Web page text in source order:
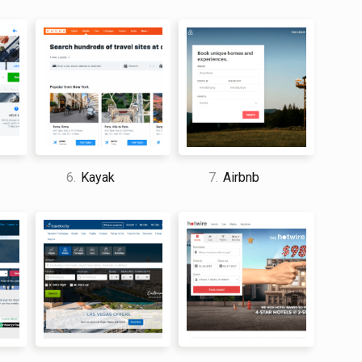
sus vacaciones ideales.
ofrece opciones de bajo depósito y planes de
el costo de sus vacaciones con el tiempo.
para su viaje y también puede hacerlo más
los fondos para pagar sus vacaciones por
ofrece una garantía de igualación de precios, lo
vacaciones más baratas en otro lugar, On
clientes la tranquilidad de que están obteniendo la
protección ATOL, lo que significa que los clientes
los clientes tranquilidad adicional al reservar sus
página web de On The Beach?
de On The Beach se limita al correo electrónico y
lo que puede dificultar las cosas para los
un representante.
tarifas ocultas al reservar a través de On The
6. Kayak 7. Airbnb